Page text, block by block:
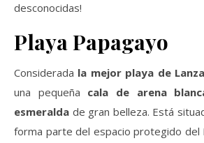
desconocidas!
Playa Papagayo
Considerada la mejor playa de
una pequeña cala de arena
esmeralda de gran belleza. Está
forma parte del espacio protegido del